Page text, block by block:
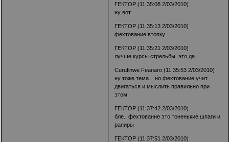
ГЕКТОР (11:35:08 2/03/2010)
ну вот
ГЕКТОР (11:35:13 2/03/2010)
фехтование втопку
ГЕКТОР (11:35:21 2/03/2010)
лучше курсы стрельбы..это да
Curufinwe Feanaro (11:35:53 2/03/2010)
ну тоже тема.. но фехтование учит
двигаться и мыслить правильно при
этом
ГЕКТОР (11:37:42 2/03/2010)
бле.. фехтование это тоненькие шпаги и
рапиры
ГЕКТОР (11:37:51 2/03/2010)